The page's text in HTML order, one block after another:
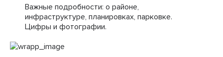
Важные подробности: о районе,
инфраструктуре, планировках, парковке.
Цифры и фотографии.